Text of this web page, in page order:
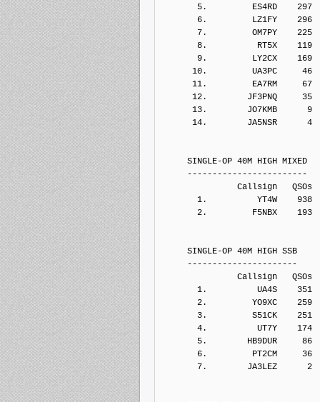
5.         ES4RD    297
6.         LZ1FY    296
7.         OM7PY    225
8.          RT5X    119
9.         LY2CX    169
10.         UA3PC     46
11.         EA7RM     67
12.        JF3PNQ     35
13.        JO7KMB      9
14.        JA5NSR      4
SINGLE-OP 40M HIGH MIXED
------------------------
Callsign   QSOs  Points
1.          YT4W    938
2.         F5NBX    193
SINGLE-OP 40M HIGH SSB
----------------------
Callsign   QSOs  Points
1.          UA4S    351
2.         YO9XC    259
3.         S51CK    251
4.          UT7Y    174
5.        HB9DUR     86
6.         PT2CM     36
7.        JA3LEZ      2